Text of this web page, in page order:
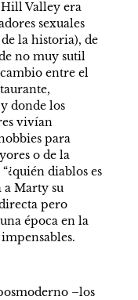
Hill Valley era
sexuales
la historia), de
no muy sutil
entre el
donde los
vivían
para
o de la
diablos es
a Marty su
pero
época en la
–los